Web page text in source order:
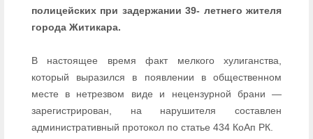
полицейских при задержании 39- летнего жителя
города Житикара.
В настоящее время факт мелкого хулиганства,
который выразился в появлении в общественном
месте в нетрезвом виде и нецензурной брани —
зарегистрирован, на нарушителя составлен
административный протокол по статье 434 КоАп РК.